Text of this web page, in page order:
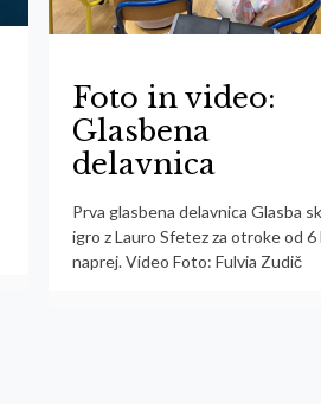
Foto in video:
Glasbena
delavnica
Prva glasbena delavnica Glasba
igro z Lauro Sfetez za otroke od
naprej. Video Foto: Fulvia Zudič